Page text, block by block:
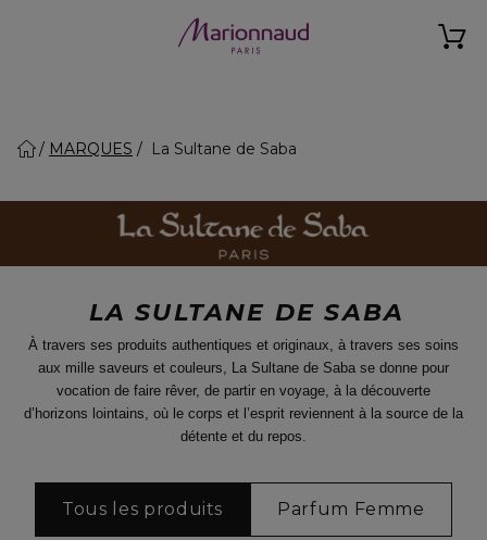
MARQUES La Sultane de Saba
LA SULTANE DE SABA
À travers ses produits authentiques et originaux, à travers ses soins
aux mille saveurs et couleurs, La Sultane de Saba se donne pour
vocation de faire rêver, de partir en voyage, à la découverte
d’horizons lointains, où le corps et l’esprit reviennent à la source de la
détente et du repos.
Tous les produits Parfum Femme